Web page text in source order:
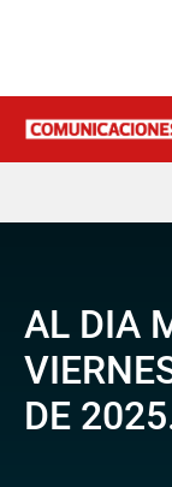
AL DIA
DE